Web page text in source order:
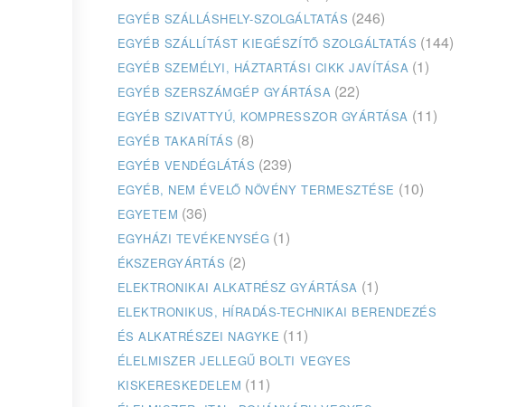
EGYÉB SZÁLLÁSHELY-SZOLGÁLTATÁS (246)
EGYÉB SZÁLLÍTÁST KIEGÉSZÍTŐ SZOLGÁLTATÁS (144)
EGYÉB SZEMÉLYI, HÁZTARTÁSI CIKK JAVÍTÁSA (1)
EGYÉB SZERSZÁMGÉP GYÁRTÁSA (22)
EGYÉB SZIVATTYÚ, KOMPRESSZOR GYÁRTÁSA (11)
EGYÉB TAKARÍTÁS (8)
EGYÉB VENDÉGLÁTÁS (239)
EGYÉB, NEM ÉVELŐ NÖVÉNY TERMESZTÉSE (10)
EGYETEM (36)
EGYHÁZI TEVÉKENYSÉG (1)
ÉKSZERGYÁRTÁS (2)
ELEKTRONIKAI ALKATRÉSZ GYÁRTÁSA (1)
ELEKTRONIKUS, HÍRADÁS-TECHNIKAI BERENDEZÉS
ÉS ALKATRÉSZEI NAGYKE (11)
ÉLELMISZER JELLEGŰ BOLTI VEGYES
KISKERESKEDELEM (11)